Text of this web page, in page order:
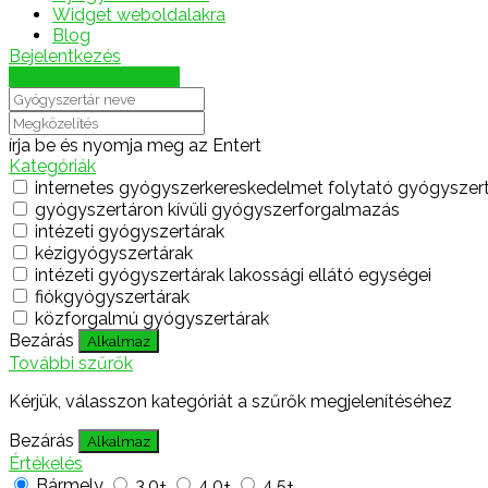
Widget weboldalakra
Blog
Bejelentkezés
írja be és nyomja meg az Entert
Kategóriák
internetes gyógyszerkereskedelmet folytató
gyógyszertáron kívüli gyógyszerforgalmazás
intézeti gyógyszertárak
kézigyógyszertárak
intézeti gyógyszertárak lakossági ellátó egységei
fiókgyógyszertárak
közforgalmú gyógyszertárak
Bezárás
Alkalmaz
További szűrők
Kérjük, válasszon kategóriát a szűrők megjelenítéséhez
Bezárás
Alkalmaz
Értékelés